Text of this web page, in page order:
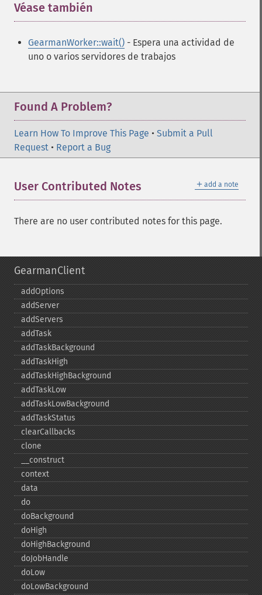
Véase también
GearmanWorker::wait() - Espera una actividad de
uno o varios servidores de trabajos
Found A Problem?
Learn How To Improve This Page • Submit a Pull
Request • Report a Bug
＋ add a note
User Contributed Notes
There are no user contributed notes for this page.
GearmanClient
addOptions
addServer
addServers
addTask
addTaskBackground
addTaskHigh
addTaskHighBackground
addTaskLow
addTaskLowBackground
addTaskStatus
clearCallbacks
clone
_​_​construct
context
data
do
doBackground
doHigh
doHighBackground
doJobHandle
doLow
doLowBackground